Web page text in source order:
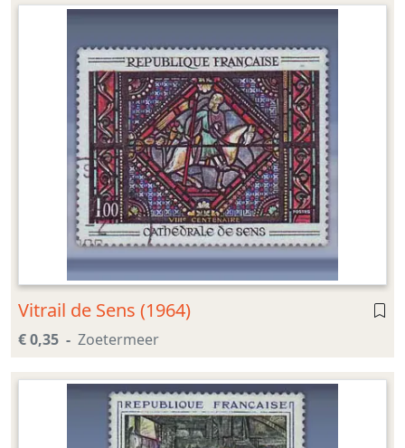
Vitrail de Sens (1964)
€ 0,35 Zoetermeer